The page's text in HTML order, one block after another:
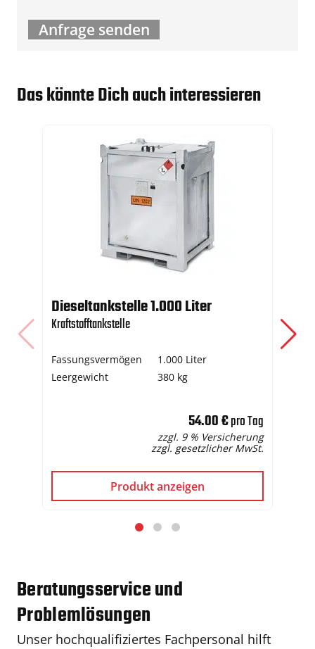
Das könnte Dich auch interessieren
Dieseltankstelle 1.000 Liter
Kraftstofftankstelle
Fassungsvermögen
1.000 Liter
Leergewicht
380 kg
54.00 €pro Tag
zzgl. 9 % Versicherung
zzgl. gesetzlicher MwSt.
Produkt anzeigen
Beratungsservice und
Problemlösungen
Unser hochqualifiziertes Fachpersonal hilft